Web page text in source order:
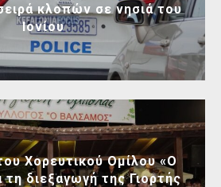
κλοπών σε νησιά του
Ιονίου
Χορευτικού Ομίλου «Ο
τη διεξαγωγή της Γιορτής